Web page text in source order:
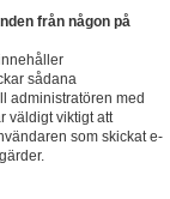
från någon på
sådana
administratören med
väldigt viktigt att
som skickat e-